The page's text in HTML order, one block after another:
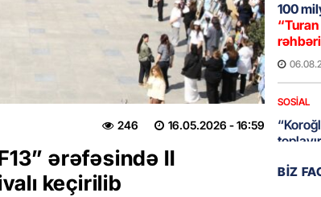
16.05.2026 - 16:59
246
ərəfəsində II
keçirilib
100
rəhbəri
SOSIAL
BIZ